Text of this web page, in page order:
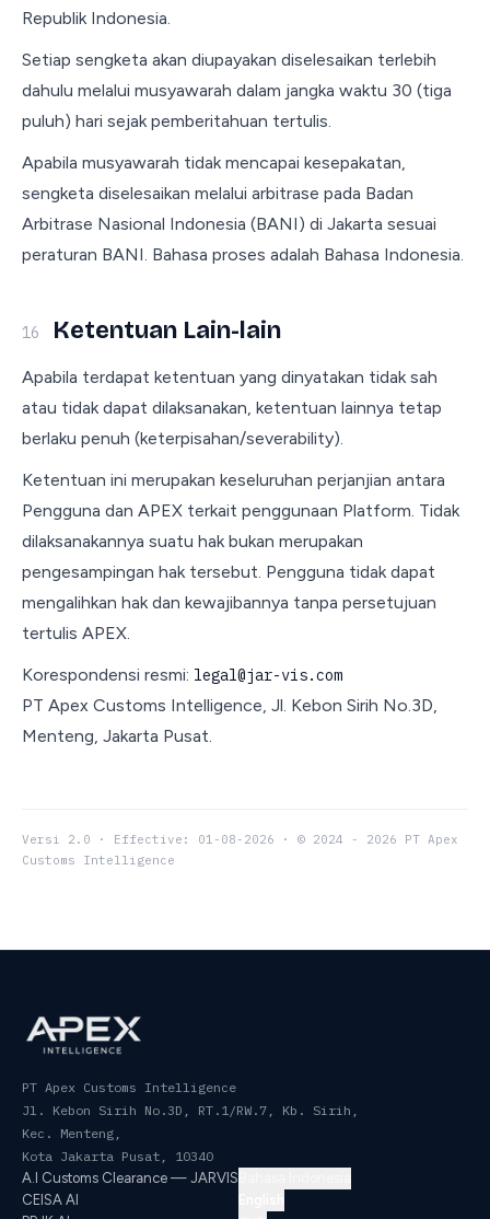
Republik Indonesia.
Setiap sengketa akan diupayakan diselesaikan terlebih
dahulu melalui musyawarah dalam jangka waktu 30 (tiga
puluh) hari sejak pemberitahuan tertulis.
Apabila musyawarah tidak mencapai kesepakatan,
sengketa diselesaikan melalui arbitrase pada Badan
Arbitrase Nasional Indonesia (BANI) di Jakarta sesuai
peraturan BANI. Bahasa proses adalah Bahasa Indonesia.
16 Ketentuan Lain-lain
Apabila terdapat ketentuan yang dinyatakan tidak sah
atau tidak dapat dilaksanakan, ketentuan lainnya tetap
berlaku penuh (keterpisahan/severability).
Ketentuan ini merupakan keseluruhan perjanjian antara
Pengguna dan APEX terkait penggunaan Platform. Tidak
dilaksanakannya suatu hak bukan merupakan
pengesampingan hak tersebut. Pengguna tidak dapat
mengalihkan hak dan kewajibannya tanpa persetujuan
tertulis APEX.
Korespondensi resmi: legal@jar-vis.com
PT Apex Customs Intelligence, Jl. Kebon Sirih No.3D,
Menteng, Jakarta Pusat.
Versi 2.0 · Effective: 01-08-2026 · © 2024 - 2026 PT Apex
Customs Intelligence
PT Apex Customs Intelligence
Jl. Kebon Sirih No.3D, RT.1/RW.7, Kb. Sirih,
Kec. Menteng ,
Kota Jakarta Pusat , 10340
A.I Customs Clearance — JARVIS
CEISA AI